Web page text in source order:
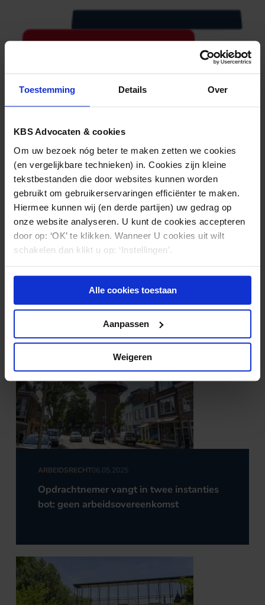
Toestemming Details Over
KBS Advocaten & cookies
Om uw bezoek nóg beter te maken zetten we cookies
(en vergelijkbare technieken) in. Cookies zijn kleine
tekstbestanden die door websites kunnen worden
gebruikt om gebruikerservaringen efficiënter te maken.
Hiermee kunnen wij (en derde partijen) uw gedrag op
onze website analyseren. U kunt de cookies accepteren
door op: ‘OK’ te klikken. Wanneer U cookies uit wilt
schakelen dan klikt u op: ‘Instellingen’.
Alle cookies toestaan
Aanpassen
Weigeren
KBS
(030) 21 22 800
Ook interessant?
ARBEIDSRECHT06.05.2025
Opdrachtnemer vangt in twee instanties
bot: geen arbeidsovereenkomst